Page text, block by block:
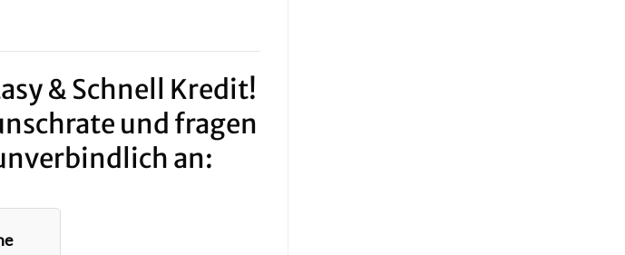
& Schnell Kredit!
und fragen
an: